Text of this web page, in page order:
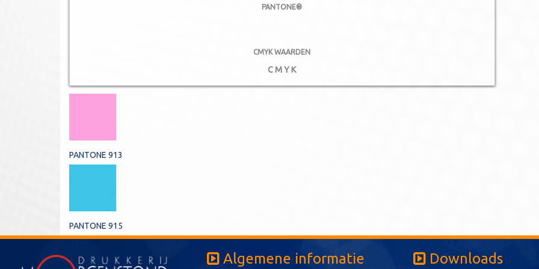
PANTONE®
CMYK WAARDEN
CMY K
PANTONE 913
PANTONE 915
Algemene informatie Downloads